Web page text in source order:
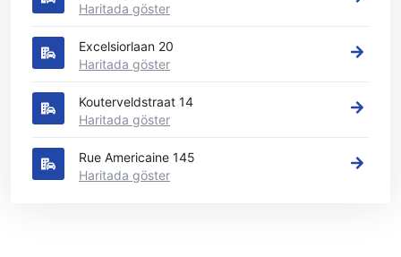
Haritada göster
Excelsiorlaan 20
Haritada göster
Kouterveldstraat 14
Haritada göster
Rue Americaine 145
Haritada göster